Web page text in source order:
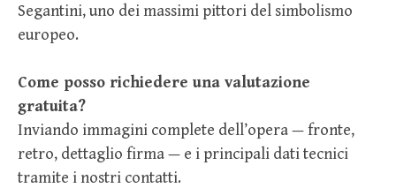
Segantini, uno dei massimi pittori del simbolismo
europeo.
Come posso richiedere una valutazione
gratuita?
Inviando immagini complete dell’opera — fronte,
retro, dettaglio firma — e i principali dati tecnici
tramite i nostri contatti.